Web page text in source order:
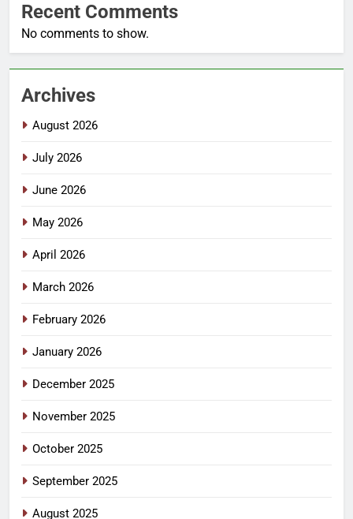
Recent Comments
No comments to show.
Archives
August 2026
July 2026
June 2026
May 2026
April 2026
March 2026
February 2026
January 2026
December 2025
November 2025
October 2025
September 2025
August 2025